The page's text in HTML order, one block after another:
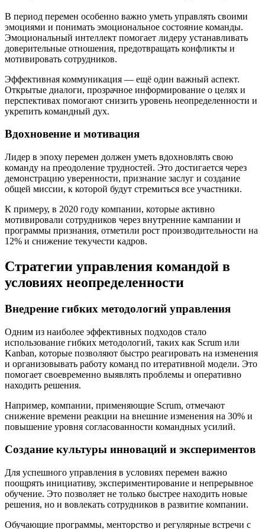
В период перемен особенно важно уметь управлять своими
эмоциями и понимать эмоциональное состояние команды.
Эмоциональный интеллект помогает лидеру устанавливать
доверительные отношения, предотвращать конфликты и
мотивировать сотрудников.
Эффективная коммуникация — ещё один важный аспект.
Открытые диалоги, прозрачное информирование о целях и
перспективах помогают снизить уровень неопределенности и
укрепить командный дух.
Вдохновение и мотивация
Лидер в эпоху перемен должен уметь вдохновлять свою
команду на преодоление трудностей. Это достигается через
демонстрацию уверенности, признание заслуг и создание
общей миссии, к которой будут стремиться все участники.
К примеру, в 2020 году компании, которые активно
мотивировали сотрудников через внутренние кампании и
программы признания, отметили рост производительности на
12% и снижение текучести кадров.
Стратегии управления командой в
условиях неопределенности
Внедрение гибких методологий управления
Одним из наиболее эффективных подходов стало
использование гибких методологий, таких как Scrum или
Kanban, которые позволяют быстро реагировать на изменения
и организовывать работу команд по итеративной модели. Это
помогает своевременно выявлять проблемы и оперативно
находить решения.
Например, компании, применяющие Scrum, отмечают
снижение времени реакции на внешние изменения на 30% и
повышение уровня согласованности командных усилий.
Создание культуры инноваций и экспериментов
Для успешного управления в условиях перемен важно
поощрять инициативу, экспериментирование и непрерывное
обучение. Это позволяет не только быстрее находить новые
решения, но и вовлекать сотрудников в развитие компании.
Обучающие программы, менторство и регулярные встречи с